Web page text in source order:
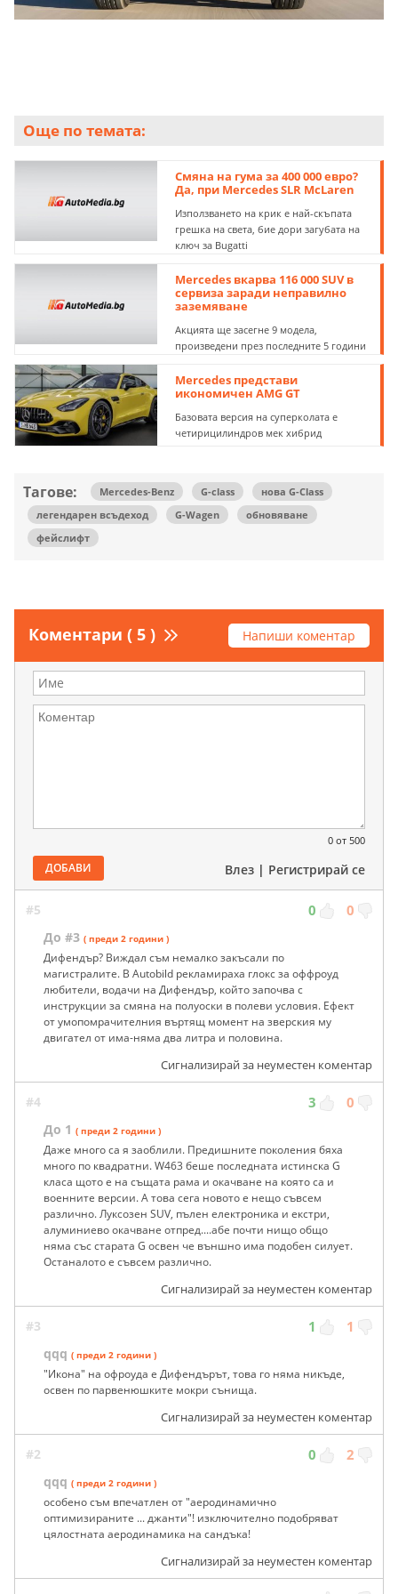
Още по темата:
Смяна на гума за 400 000 евро?
Да, при Mercedes SLR McLaren
Използването на крик е най-скъпата
грешка на света, бие дори загубата на
ключ за Bugatti
Mercedes вкарва 116 000 SUV в
сервиза заради неправилно
заземяване
Акцията ще засегне 9 модела,
произведени през последните 5 години
Mercedes представи
икономичен AMG GT
Базовата версия на суперколата е
четирицилиндров мек хибрид
Тагове: Mercedes-Benz G-class
нова G-Class
легендарен всъдеход
G-Wagen
обновяване
фейслифт
Коментари ( 5 ) Напиши коментар
0 от 500
ДОБАВИ Влез | Регистрирай се
#5 0 0
До #3 ( преди 2 години )
Дифендър? Виждал съм немалко закъсали по
магистралите. В Autobild рекламираха глокс за оффроуд
любители, водачи на Дифендър, който започва с
инструкции за смяна на полуоски в полеви условия. Ефект
от умопомрачителния въртящ момент на зверския му
двигател от има-няма два литра и половина.
Сигнализирай за неуместен коментар
#4 3 0
До 1 ( преди 2 години )
Даже много са я заоблили. Предишните поколения бяха
много по квадратни. W463 беше последната истинска G
класа щото е на същата рама и окачване на която са и
военните версии. А това сега новото е нещо съвсем
различно. Луксозен SUV, пълен електроника и екстри,
алуминиево окачване отпред....абе почти нищо общо
няма със старата G освен че външно има подобен силует.
Останалото е съвсем различно.
Сигнализирай за неуместен коментар
#3 1 1
qqq ( преди 2 години )
"Икона" на офроуда е Дифендърът, това го няма никъде,
освен по парвенюшките мокри сънища.
Сигнализирай за неуместен коментар
#2 0 2
qqq ( преди 2 години )
особено съм впечатлен от "аеродинамично
оптимизираните ... джанти"! изключително подобряват
цялостната аеродинамика на сандъка!
Сигнализирай за неуместен коментар